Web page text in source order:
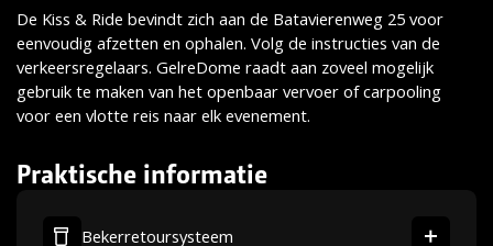
De Kiss & Ride bevindt zich aan de Batavierenweg 25 voor
eenvoudig afzetten en ophalen. Volg de instructies van de
verkeersregelaars. GelreDome raadt aan zoveel mogelijk
gebruik te maken van het openbaar vervoer of carpooling
voor een vlotte reis naar elk evenement.
Praktische informatie
Bekerretoursysteem